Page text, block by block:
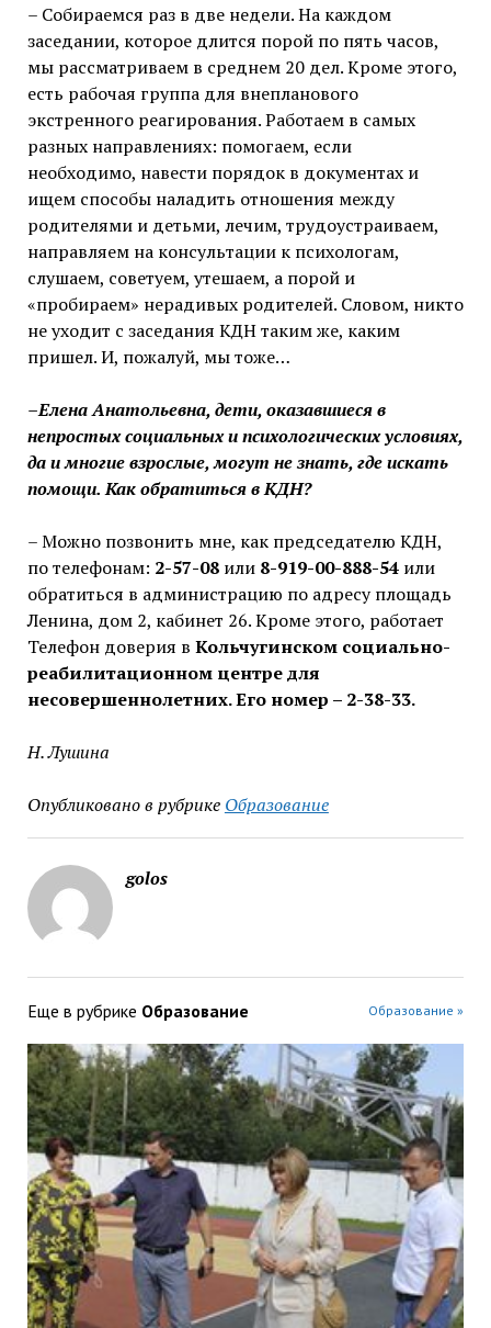
– Собираемся раз в две недели. На каждом
заседании, которое длится порой по пять часов,
мы рассматриваем в среднем 20 дел. Кроме этого,
есть рабочая группа для внепланового
экстренного реагирования. Работаем в самых
разных направлениях: помогаем, если
необходимо, навести порядок в документах и
ищем способы наладить отношения между
родителями и детьми, лечим, трудоустраиваем,
направляем на консультации к психологам,
слушаем, советуем, утешаем, а порой и
«пробираем» нерадивых родителей. Словом, никто
не уходит с заседания КДН таким же, каким
пришел. И, пожалуй, мы тоже…
–Елена Анатольевна, дети, оказавшиеся в
непростых социальных и психологических условиях,
да и многие взрослые, могут не знать, где искать
помощи. Как обратиться в КДН?
– Можно позвонить мне, как председателю КДН,
по телефонам: 2-57-08или8-919-00-888-54или
обратиться в администрацию по адресу площадь
Ленина, дом 2, кабинет 26. Кроме этого, работает
Телефон доверия в Кольчугинском социально-
реабилитационном центре для
несовершеннолетних. Его номер – 2-38-33.
Н. Лушина
Опубликовано в рубрике Образование
golos
Еще в рубрике Образование Образование »